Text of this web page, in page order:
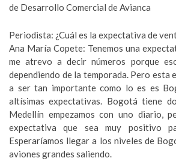
de Desarrollo Comercial de Avianca
Periodista: ¿Cuál es la expectativa de
Ana María Copete: Tenemos una
me atrevo a decir números porque
dependiendo de la temporada. Pero esta
a ser tan importante como lo es es
altísimas expectativas. Bogotá tiene
Medellín empezamos con uno diario,
expectativa que sea muy positivo
Esperaríamos llegar a los niveles de
aviones grandes saliendo.